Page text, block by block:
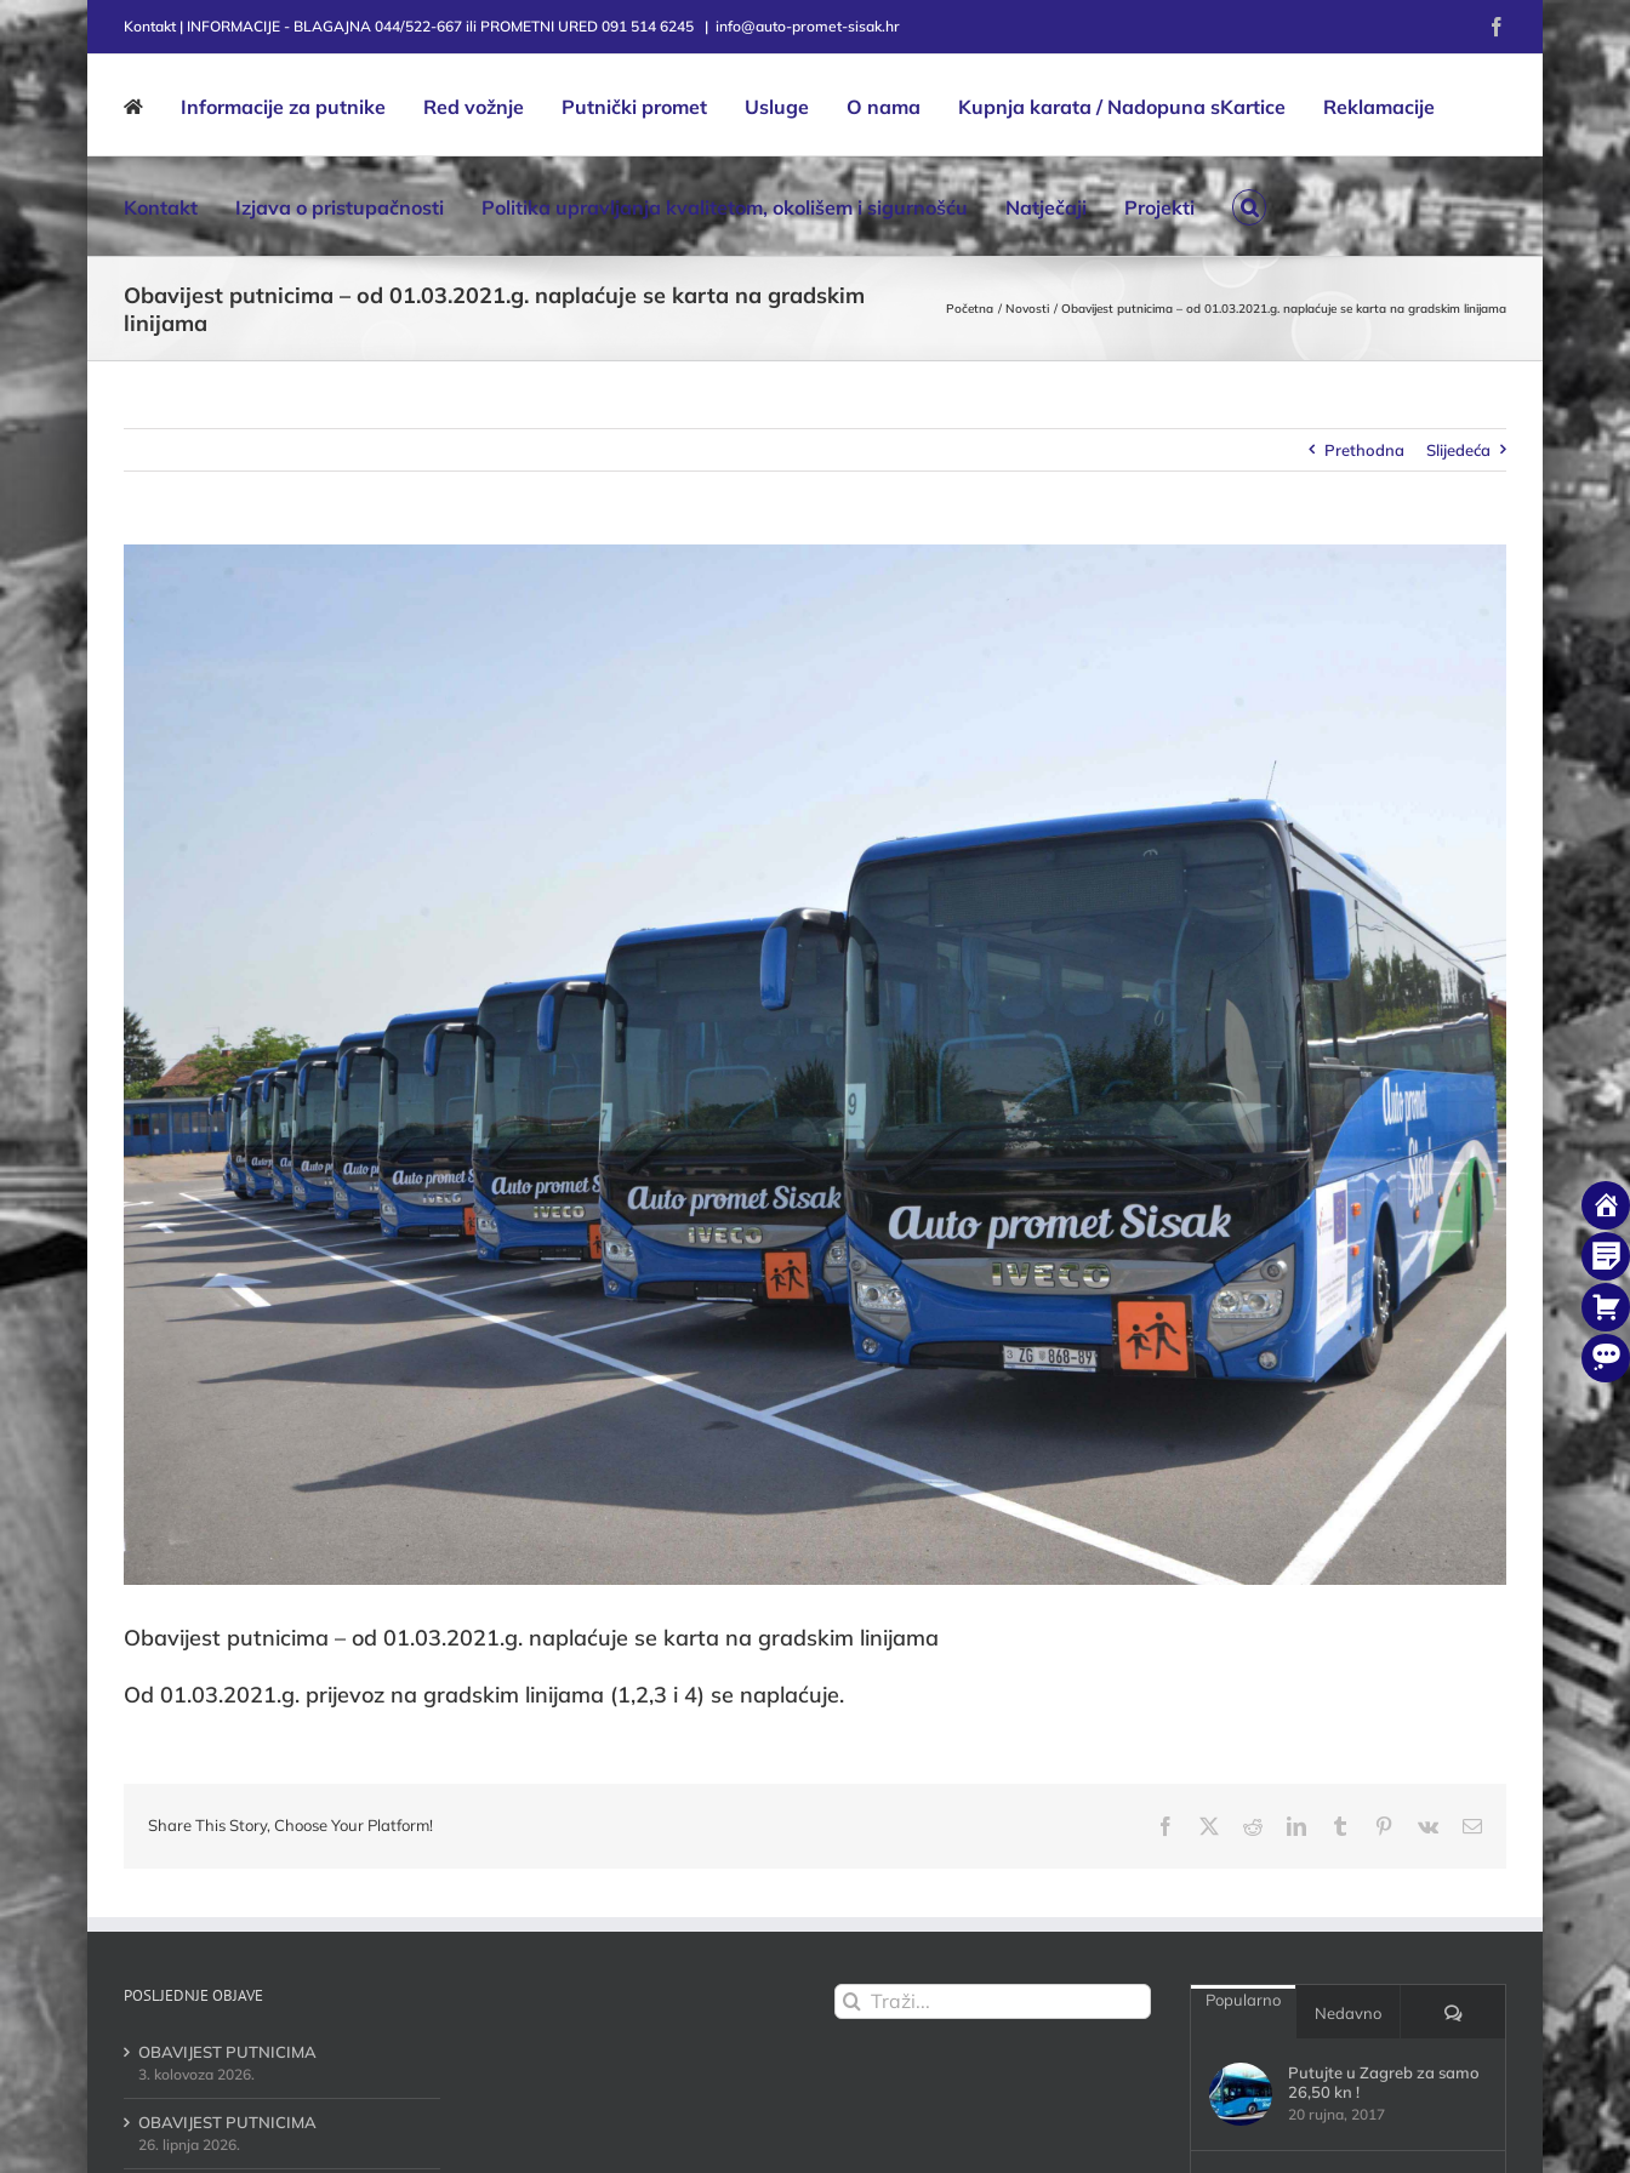
Skip
to
content
Kontakt | INFORMACIJE - BLAGAJNA 044/522-667 ili PROMETNI URED 091 514 6245 | info@auto-promet-sisak.hr Facebook
Informacije za putnike Red vožnje Putnički promet Usluge O nama Kupnja karata / Nadopuna sKartice Reklamacije
Kontakt Izjava o pristupačnosti Politika upravljanja kvalitetom, okolišem i sigurnošću Natječaji Projekti
Obavijest putnicima – od 01.03.2021.g. naplaćuje se karta na gradskim
linijama
Početna Novosti Obavijest putnicima – od 01.03.2021.g. naplaćuje se karta na gradskim linijama
Prethodna Slijedeća
Obavijest putnicima – od 01.03.2021.g. naplaćuje se karta na gradskim linijama
Od 01.03.2021.g. prijevoz na gradskim linijama (1,2,3 i 4) se naplaćuje.
Share This Story, Choose Your Platform! Facebook RedditLinkedInTumblr Pinterest
Vk Email:
POSLJEDNJE OBJAVE
OBAVIJEST PUTNICIMA
3. kolovoza 2026.
OBAVIJEST PUTNICIMA
26. lipnja 2026.
Traži... Popularno
Nedavno Komentari:
Putujte u Zagreb za samo
26,50 kn !
20 rujna, 2017